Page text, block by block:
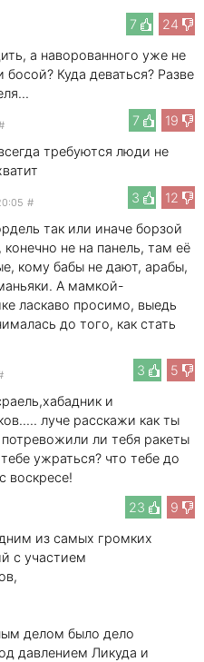
7 24
а наворованного уже не
Куда деваться? Разве
7
19
требуются люди не
3
12
#
так или иначе борзой
не на панель, там её
кому бабы не дают, арабы,
А мамкой-
ласкаво просимо, выедь
до того, как стать
3
5
и
луче расскажи как ты
ли тебя ракеты
ужраться? что тебе до
воскресе!
23
9
из самых громких
с участием
делом было дело
давлением Ликуда и